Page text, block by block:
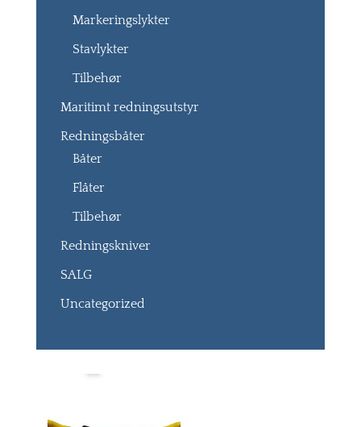
Markeringslykter
Stavlykter
Tilbehør
Maritimt redningsutstyr
Redningsbåter
Båter
Flåter
Tilbehør
Redningskniver
SALG
Uncategorized